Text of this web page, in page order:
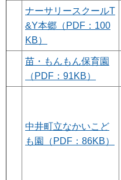
ナーサリースクールT
&Y本郷（PDF：100
KB）
苗・もんもん保育園
（PDF：91KB）
中井町立なかいこど
も園（PDF：86KB）